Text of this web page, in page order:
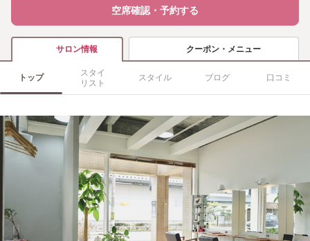
空席確認・予約する
サロン情報 クーポン・メニュー
トップ
スタイ
リスト
スタイル ブログ 口コミ